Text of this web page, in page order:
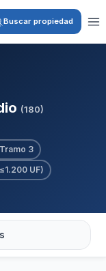
Buscar propiedad
(180)
3
UF)